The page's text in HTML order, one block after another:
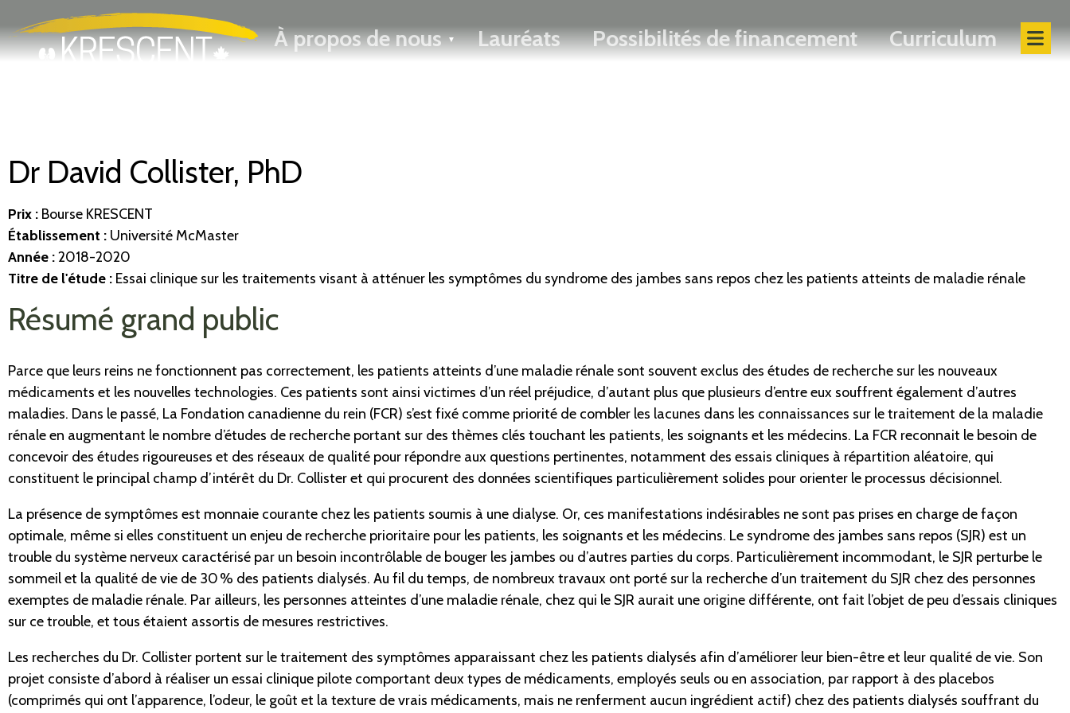
au
contenu
ENGLISH
À propos de nous Toggle menu
Lauréats Possibilités de financement Curriculum
Dr David Collister, PhD
Prix : Bourse KRESCENT
Établissement : Université McMaster
Année :2018-2020
Titre de l'étude : Essai clinique sur les traitements visant à atténuer les symptômes du syndrome des jambes sans repos chez les patients atteints de maladie rénale
Résumé grand public
Parce que leurs reins ne fonctionnent pas correctement, les patients atteints d’une maladie rénale sont souvent exclus des études de recherche sur les nouveaux
médicaments et les nouvelles technologies. Ces patients sont ainsi victimes d’un réel préjudice, d’autant plus que plusieurs d’entre eux souffrent également d’autres
maladies. Dans le passé, La Fondation canadienne du rein (FCR) s’est fixé comme priorité de combler les lacunes dans les connaissances sur le traitement de la maladie
rénale en augmentant le nombre d’études de recherche portant sur des thèmes clés touchant les patients, les soignants et les médecins. La FCR reconnait le besoin de
concevoir des études rigoureuses et des réseaux de qualité pour répondre aux questions pertinentes, notamment des essais cliniques à répartition aléatoire, qui
constituent le principal champ d’intérêt du Dr. Collister et qui procurent des données scientifiques particulièrement solides pour orienter le processus décisionnel.
La présence de symptômes est monnaie courante chez les patients soumis à une dialyse. Or, ces manifestations indésirables ne sont pas prises en charge de façon
optimale, même si elles constituent un enjeu de recherche prioritaire pour les patients, les soignants et les médecins. Le syndrome des jambes sans repos (SJR) est un
trouble du système nerveux caractérisé par un besoin incontrôlable de bouger les jambes ou d’autres parties du corps. Particulièrement incommodant, le SJR perturbe le
sommeil et la qualité de vie de 30 % des patients dialysés. Au fil du temps, de nombreux travaux ont porté sur la recherche d’un traitement du SJR chez des personnes
exemptes de maladie rénale. Par ailleurs, les personnes atteintes d’une maladie rénale, chez qui le SJR aurait une origine différente, ont fait l’objet de peu d’essais cliniques
sur ce trouble, et tous étaient assortis de mesures restrictives.
Les recherches du Dr. Collister portent sur le traitement des symptômes apparaissant chez les patients dialysés afin d’améliorer leur bien-être et leur qualité de vie. Son
projet consiste d’abord à réaliser un essai clinique pilote comportant deux types de médicaments, employés seuls ou en association, par rapport à des placebos
(comprimés qui ont l’apparence, l’odeur, le goût et la texture de vrais médicaments, mais ne renferment aucun ingrédient actif) chez des patients dialysés souffrant du